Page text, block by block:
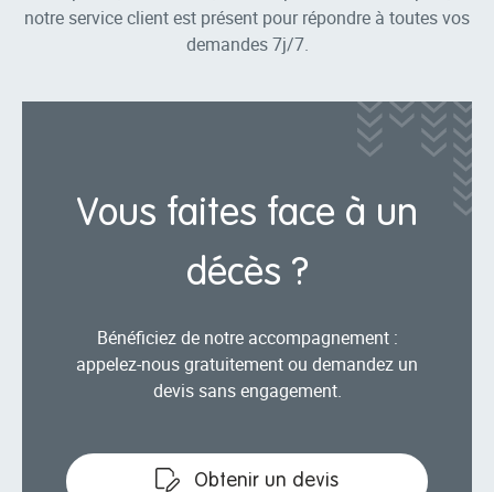
notre service client est présent pour répondre à toutes vos
demandes 7j/7.
Vous faites face à un
décès ?
Bénéficiez de notre accompagnement :
appelez-nous gratuitement ou demandez un
devis sans engagement.
Obtenir un devis